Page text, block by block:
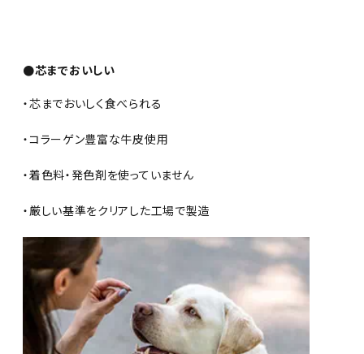
●芯までおいしい
・芯までおいしく食べられる
・コラーゲン豊富な牛皮使用
・着色料・発色剤を使っていません
・厳しい基準をクリアした工場で製造